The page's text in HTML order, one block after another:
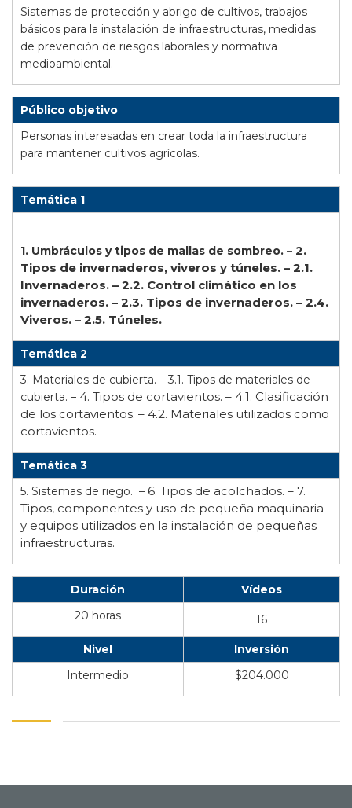
Sistemas de protección y abrigo de cultivos, trabajos
básicos para la instalación de infraestructuras, medidas
de prevención de riesgos laborales y normativa
medioambiental.
Público objetivo
Personas interesadas en crear toda la infraestructura
para mantener cultivos agrícolas.
Temática 1
1. Umbráculos y tipos de mallas de sombreo. – 2.
Tipos de invernaderos, viveros y túneles. – 2.1.
Invernaderos. – 2.2. Control climático en los
invernaderos. – 2.3. Tipos de invernaderos. – 2.4.
Viveros. – 2.5. Túneles.
Temática 2
3. Materiales de cubierta. – 3.1. Tipos de materiales de
cubierta. – 4. Tipos de cortavientos. – 4.1. Clasificación
de los cortavientos. – 4.2. Materiales utilizados como
cortavientos.
Temática 3
5. Sistemas de riego. – 6. Tipos de acolchados. – 7.
Tipos, componentes y uso de pequeña maquinaria
y equipos utilizados en la instalación de pequeñas
infraestructuras.
Duración
Vídeos
20 horas
16
Nivel
Inversión
Intermedio
$204.000